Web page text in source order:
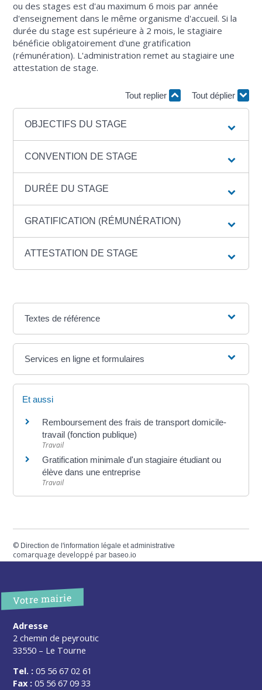
ou des stages est d'au maximum 6 mois par année
d'enseignement dans le même organisme d'accueil. Si la
durée du stage est supérieure à 2 mois, le stagiaire
bénéficie obligatoirement d'une gratification
(rémunération). L'administration remet au stagiaire une
attestation de stage.
Tout replier Tout déplier
OBJECTIFS DU STAGE
CONVENTION DE STAGE
DURÉE DU STAGE
GRATIFICATION (RÉMUNÉRATION)
ATTESTATION DE STAGE
Textes de référence
Services en ligne et formulaires
Et aussi
Remboursement des frais de transport domicile-
travail (fonction publique)
Travail
Gratification minimale d'un stagiaire étudiant ou
élève dans une entreprise
Travail
© Direction de l'information légale et administrative
comarquage developpé parbaseo.io
Votre mairie
Adresse
2 chemin de peyroutic
33550 – Le Tourne
Tel. : 05 56 67 02 61
Fax : 05 56 67 09 33